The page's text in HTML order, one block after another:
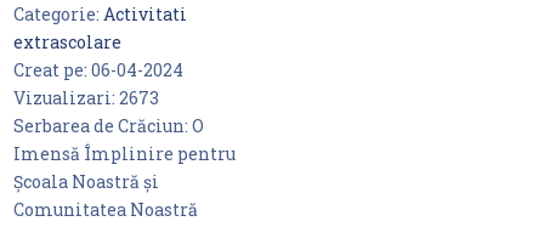
Categorie: Activitati
extrascolare
Creat pe: 06-04-2024
Vizualizari: 2673
Serbarea de Crăciun: O
Imensă Împlinire pentru
Școala Noastră și
Comunitatea Noastră